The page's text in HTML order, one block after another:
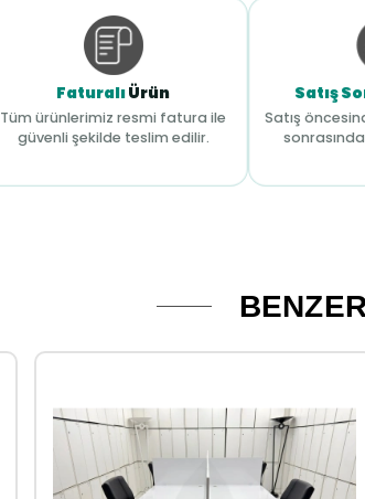
FaturalıÜrün
Tüm ürünlerimiz resmi fatura ile
güvenli şekilde teslim edilir.
Satış
Satış
sonrasında